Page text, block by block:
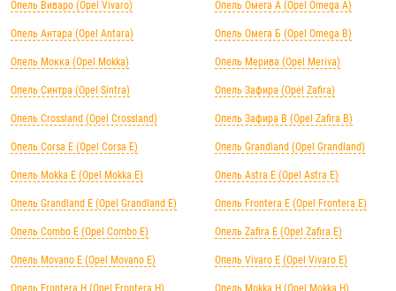
Опель Виваро (Opel Vivaro)
Опель Антара (Opel Antara)
Опель Мокка (Opel Mokka)
Опель Синтра (Opel Sintra)
Опель Crossland (Opel Crossland)
Опель Corsa E (Opel Corsa E)
Опель Mokka E (Opel Mokka E)
Опель Grandland E (Opel Grandland E)
Опель Combo E (Opel Combo E)
Опель Movano E (Opel Movano E)
Опель Frontera H (Opel Frontera H)
Опель Омега А (Opel Omega A)
Опель Омега Б (Opel Omega B)
Опель Мерива (Opel Meriva)
Опель Зафира (Opel Zafira)
Опель Зафира B (Opel Zafira B)
Опель Grandland (Opel Grandland)
Опель Astra E (Opel Astra E)
Опель Frontera E (Opel Frontera E)
Опель Zafira E (Opel Zafira E)
Опель Vivaro E (Opel Vivaro E)
Опель Mokka H (Opel Mokka H)